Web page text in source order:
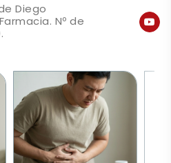
Diego
Nº de